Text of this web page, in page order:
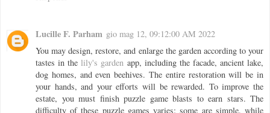
Lucille F. Parham gio mag 12, 09:12:00 AM 2022
You may design, restore, and enlarge the garden according to your
tastes in the lily's garden app, including the facade, ancient lake,
dog homes, and even beehives. The entire restoration will be in
your hands, and your efforts will be rewarded. To improve the
estate, you must finish puzzle game blasts to earn stars. The
difficulty of these puzzle games varies; some are simple, while